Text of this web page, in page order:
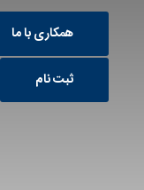
ثبت نام
همکاری با ما